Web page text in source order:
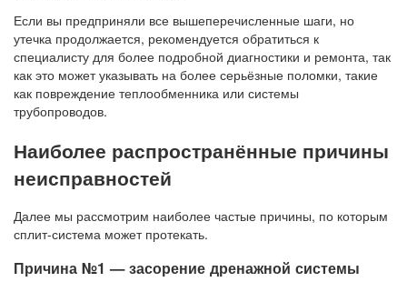
Если вы предприняли все вышеперечисленные шаги, но
утечка продолжается, рекомендуется обратиться к
специалисту для более подробной диагностики и ремонта, так
как это может указывать на более серьёзные поломки, такие
как повреждение теплообменника или системы
трубопроводов.
Наиболее распространённые причины
неисправностей
Далее мы рассмотрим наиболее частые причины, по которым
сплит-система может протекать.
Причина №1 — засорение дренажной системы